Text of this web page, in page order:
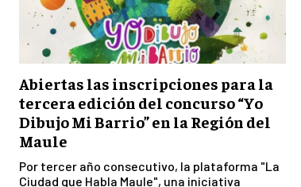
Abiertas las inscripciones para la
tercera edición del concurso “Yo
Dibujo Mi Barrio” en la Región del
Maule
Por tercer año consecutivo, la plataforma "La
Ciudad que Habla Maule", una iniciativa